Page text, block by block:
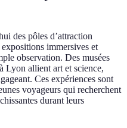
des pôles d’attraction
immersives et
observation. Des musées
à Lyon allient art et science,
Ces expériences sont
voyageurs qui recherchent
durant leurs